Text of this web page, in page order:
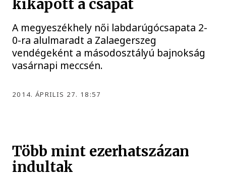
kikapott a csapat
A megyeszékhely női labdarúgócsapata 2-
0-ra alulmaradt a Zalaegerszeg
vendégeként a másodosztályú bajnokság
vasárnapi meccsén.
2014. ÁPRILIS 27. 18:57
Több mint ezerhatszázan
indultak